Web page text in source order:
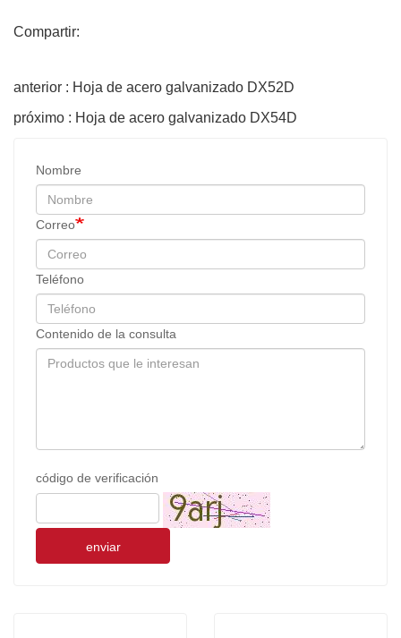
Compartir:
anterior : Hoja de acero galvanizado DX52D
próximo : Hoja de acero galvanizado DX54D
Nombre
Correo
Teléfono
Contenido de la consulta
código de verificación
enviar